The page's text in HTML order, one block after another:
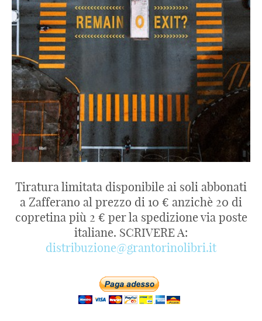
Tiratura limitata disponibile ai soli abbonati
a Zafferano al prezzo di 10 € anzichè 20 di
copretina più 2 € per la spedizione via poste
italiane. SCRIVERE A:
distribuzione@grantorinolibri.it